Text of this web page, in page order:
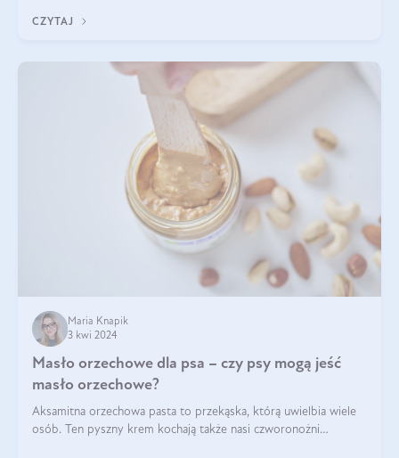
CZYTAJ
Maria Knapik
3 kwi 2024
Masło orzechowe dla psa – czy psy mogą jeść
masło orzechowe?
Aksamitna orzechowa pasta to przekąska, którą uwielbia wiele
osób. Ten pyszny krem kochają także nasi czworonożni